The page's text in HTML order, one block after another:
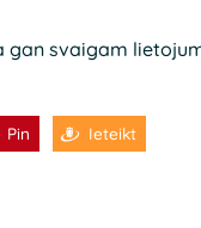
gan svaigam
Pin Ieteikt